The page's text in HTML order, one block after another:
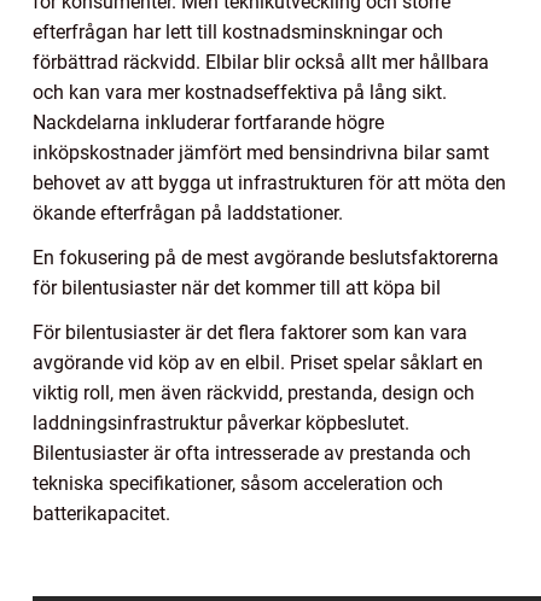
efterfrågan har lett till kostnadsminskningar och
förbättrad räckvidd. Elbilar blir också allt mer hållbara
och kan vara mer kostnadseffektiva på lång sikt.
Nackdelarna inkluderar fortfarande högre
inköpskostnader jämfört med bensindrivna bilar samt
behovet av att bygga ut infrastrukturen för att möta den
ökande efterfrågan på laddstationer.
En fokusering på de mest avgörande beslutsfaktorerna
för bilentusiaster när det kommer till att köpa bil
För bilentusiaster är det flera faktorer som kan vara
avgörande vid köp av en elbil. Priset spelar såklart en
viktig roll, men även räckvidd, prestanda, design och
laddningsinfrastruktur påverkar köpbeslutet.
Bilentusiaster är ofta intresserade av prestanda och
tekniska specifikationer, såsom acceleration och
batterikapacitet.